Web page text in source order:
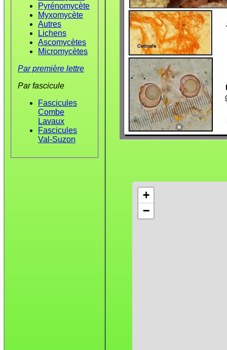
Pyrénomycète
Myxomycète
Autres
Lichens
Ascomycètes
Micromycètes
Par première lettre
Par fascicule
Fascicules
Combe
Lavaux
Fascicules
Val-Suzon
+
−